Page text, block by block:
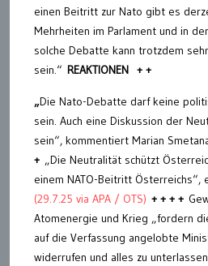
einen Beitritt zur Nato gibt es
Mehrheiten im Parlament und in
solche Debatte kann trotzdem
sein.“ REAKTIONEN + +
„Die Nato-Debatte darf keine
sein. Auch eine Diskussion der
sein“, kommentiert Marian
+ „Die Neutralität schützt
einem NATO-Beitritt Österreichs“,
(29.7.25 via APA / OTS) + + + +
Atomenergie und Krieg „fordern
auf die Verfassung angelobte
widerrufen und alles zu